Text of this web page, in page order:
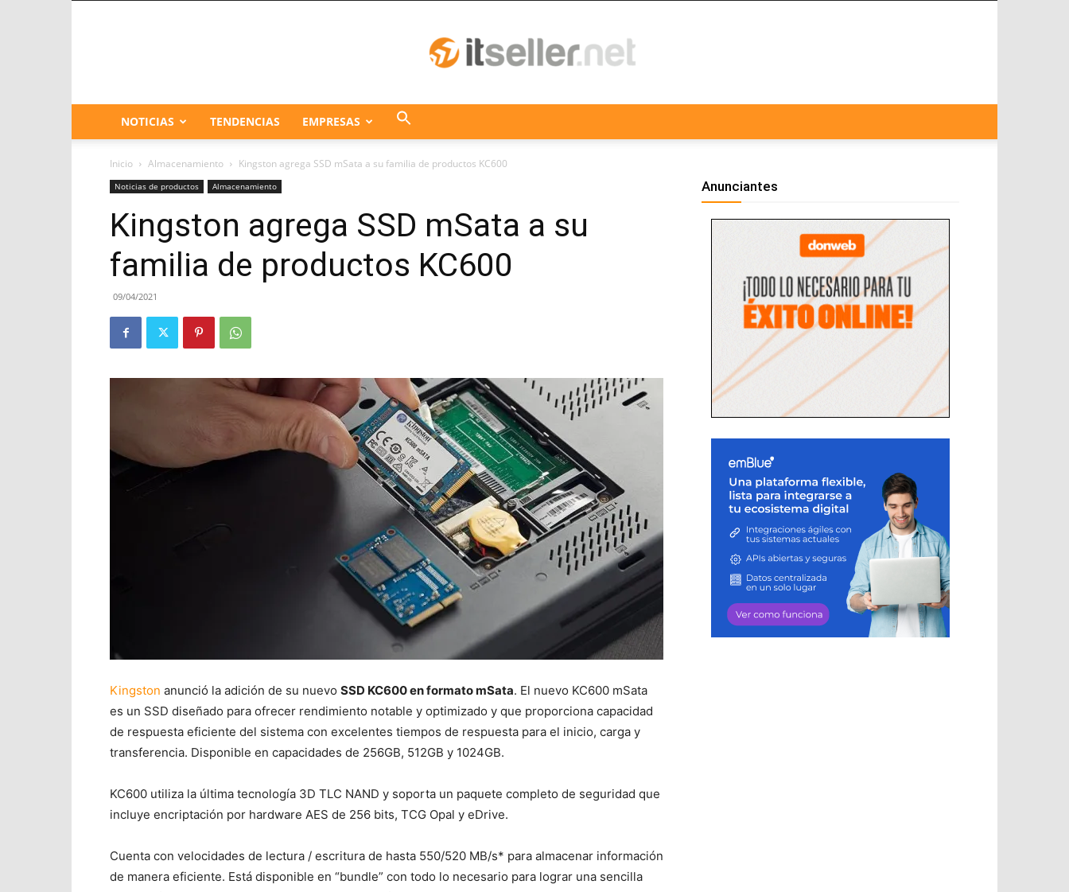
Centroamérica
NOTICIAS TENDENCIAS EMPRESAS
Inicio Almacenamiento Kingston agrega SSD mSata a su familia de productos KC600
Noticias de productos Almacenamiento
Kingston agrega SSD mSata a su
familia de productos KC600
09/04/2021
Kingston anunció la adición de su nuevo SSD KC600 en formato mSata. El nuevo KC600 mSata
es un SSD diseñado para ofrecer rendimiento notable y optimizado y que proporciona capacidad
de respuesta eficiente del sistema con excelentes tiempos de respuesta para el inicio, carga y
transferencia. Disponible en capacidades de 256GB, 512GB y 1024GB.
KC600 utiliza la última tecnología 3D TLC NAND y soporta un paquete completo de seguridad que
incluye encriptación por hardware AES de 256 bits, TCG Opal y eDrive.
Cuenta con velocidades de lectura / escritura de hasta 550/520 MB/s* para almacenar información
de manera eficiente. Está disponible en “bundle” con todo lo necesario para lograr una sencilla
Anunciantes